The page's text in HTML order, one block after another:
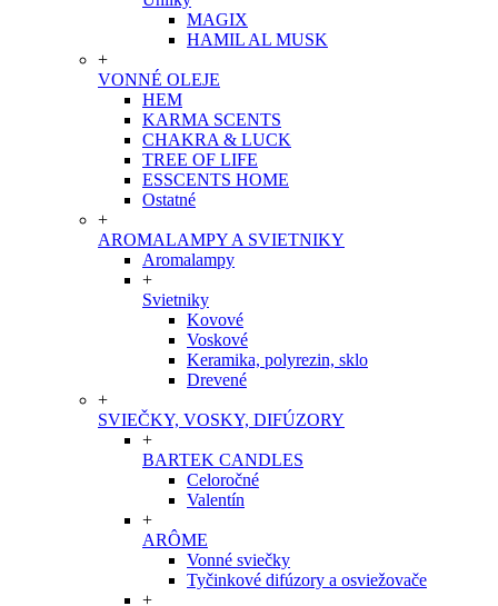
MAGIX
HAMIL AL MUSK
+
VONNÉ OLEJE
HEM
KARMA SCENTS
CHAKRA & LUCK
TREE OF LIFE
ESSCENTS HOME
Ostatné
+
AROMALAMPY A SVIETNIKY
Aromalampy
+
Svietniky
Kovové
Voskové
Keramika, polyrezin, sklo
Drevené
+
SVIEČKY, VOSKY, DIFÚZORY
+
BARTEK CANDLES
Celoročné
Valentín
+
ARÔME
Vonné sviečky
Tyčinkové difúzory a osviežovače
+